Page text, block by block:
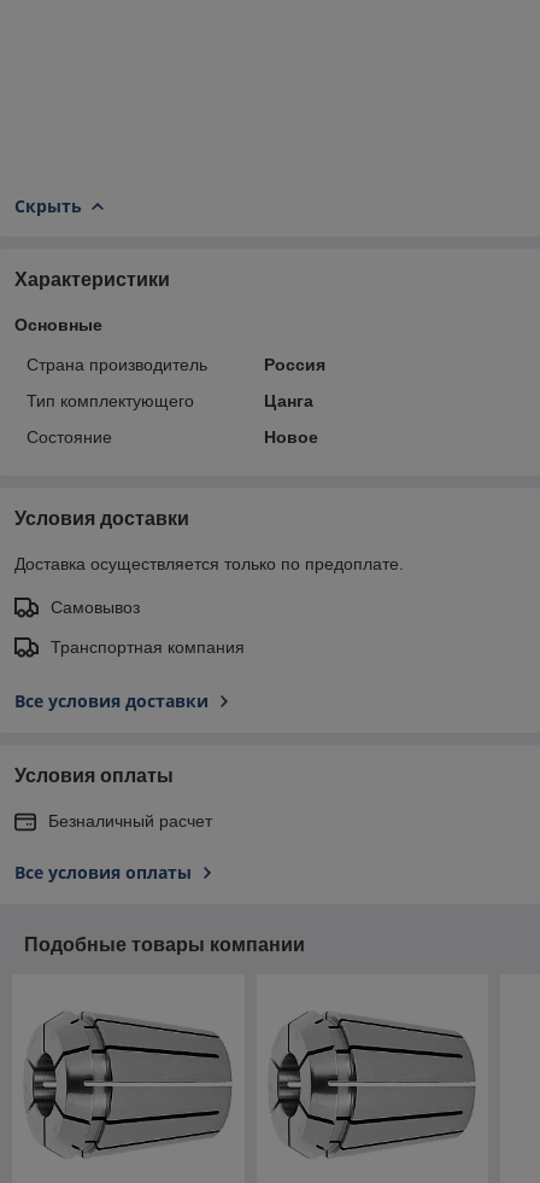
Скрыть
Характеристики
Основные
Страна производитель
Россия
Тип комплектующего
Цанга
Состояние
Новое
Условия доставки
Доставка осуществляется только по предоплате.
Самовывоз
Транспортная компания
Все условия доставки
Условия оплаты
Безналичный расчет
Все условия оплаты
Подобные товары компании